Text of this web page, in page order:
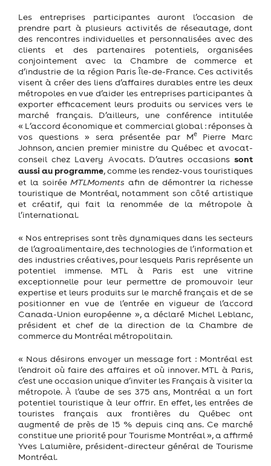
Les entreprises participantes auront l’occasion de
prendre part à plusieurs activités de réseautage, dont
des rencontres individuelles et personnalisées avec des
clients et des partenaires potentiels, organisées
conjointement avec la Chambre de commerce et
d’industrie de la région Paris Île-de-France. Ces activités
visent à créer des liens d’affaires durables entre les deux
métropoles en vue d’aider les entreprises participantes à
exporter efficacement leurs produits ou services vers le
marché français. D’ailleurs, une conférence intitulée
« L’accord économique et commercial global : réponses à
vos questions
» sera présentée par Me Pierre Marc
Johnson, ancien premier ministre du Québec et avocat-
conseil chez Lavery Avocats. D’autres occasions sont
aussi au programme, comme les rendez-vous touristiques
et la soiréeMTLMoments afin de démontrer la richesse
touristique de Montréal, notamment son côté artistique
et créatif, qui fait la renommée de la métropole à
l’international.
« Nos entreprises sont très dynamiques dans les secteurs
de l’agroalimentaire, des technologies de l’information et
des industries créatives, pour lesquels Paris représente un
potentiel immense. MTL à Paris est une vitrine
exceptionnelle pour leur permettre de promouvoir leur
expertise et leurs produits sur le marché français et de se
positionner en vue de l’entrée en vigueur de l’accord
Canada-Union européenne », a déclaré Michel Leblanc,
président et chef de la direction de la Chambre de
commerce du Montréal métropolitain.
« Nous désirons envoyer un message fort : Montréal est
l’endroit où faire des affaires et où innover. MTL à Paris,
c’est une occasion unique d’inviter les Français à visiter la
métropole. À l’aube de ses 375 ans, Montréal a un fort
potentiel touristique à leur offrir. En effet, les entrées de
touristes français aux frontières du Québec ont
augmenté de près de 15 % depuis cinq ans. Ce marché
constitue une priorité pour Tourisme Montréal », a affirmé
Yves Lalumière, président-directeur général de Tourisme
Montréal.